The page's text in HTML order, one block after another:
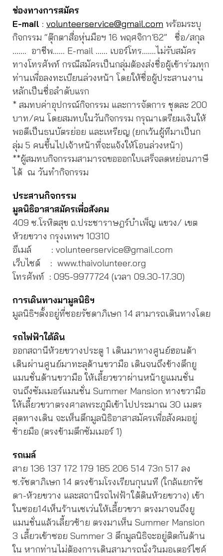
ช่องทางการสมัคร
E-mail : volunteerservice@gmail.com พร้อมระบุ
กิจกรรม “ตุ๊กตาสื่อหุ่นมือฯ 16 พฤศจิกา’62” ชื่อ/สกุล
……. อาชีพ…… E-mail …… เบอร์โทร…….ไม่รับสมัคร
ทางโทรศัพท์ กรณีสมัครเป็นกลุ่มต้องส่งชื่อผู้เข้าร่วมทุก
ท่านเพื่อลงทะเบียนล่วงหน้า โดยให้ชื่อผู้ประสานงาน
หลักเป็นชื่อลำดับแรก
* สมทบค่าอุปกรณ์กิจกรรม และการจัดการ ชุดละ 200
บาท/คน โดยสมทบในวันกิจกรรม กรุณาเตรียมเงินให้
พอดีเป็นธนบัตรย่อย และเหรียญ (ยกเว้นผู้ทีมาเป็นก
ลุ่ม 5 คนขึ้นไปเจ้าหน้าที่จะแจ้งให้โอนล่วงหน้า)
**ผู้สมทบกิจกรรมสามารถขอออกใบเสร็จลดหย่อนภาษี
ได้ ณ วันทำกิจกรรม
ประสานกิจกรรม
มูลนิธิอาสาสมัครเพื่อสังคม
409 ซ.โรหิตสุข ถ.ประชาราษฎร์บำเพ็ญ แขวง/ เขต
ห้วยขวาง กรุงเทพฯ 10310
อีเมล์ : volunteerservice@gmail.com
เว็บไซต์ : www.thaivolunteer.org
โทรศัพท์ : 095-9977724 (เวลา 09.30-17.30)
การเดินทางมามูลนิธิฯ
มูลนิธิฯตั้งอยู่ที่ซอยรัชดาภิเษก 14 สามารถเดินทางโดย
รถไฟฟ้าใต้ดิน
ออกสถานีห้วยขวางประตู 1 เดินมาทางศูนย์ฮอนด้า
เดินผ่านศูนย์มาทะลุด้านขวามือ เดินจนถึงข้างตึกยู
แมนชั่นด้านขวามือ ให้เลี้ยวขวาผ่านหน้ายูแมนชั่น
จนถึงซัมเมอร์แมนชั่น Summer Mansion ทางขวามือ
ให้เลี้ยวขวาตรงศาลพระภูมิเข้าไปประมาณ 30 เมตร
สุดทางเดิน จะเห็นตึกมูลนิธิอาสาสมัครเพื่อสังคมอยู่
ซ้ายมือ (ตรงข้ามตึกซัมเมอร์ 1)
รถเมล์
สาย 136 137 172 179 185 206 514 73ก 517 ลง
ซ.รัชดาภิเษก 14 ตรงข้ามโรงเรียนกุนนที (ใกล้แยกรัช
ดา-ห้วยขวาง และสถานีรถไฟฟ้าใต้ดินห้วยขวาง) เข้า
ในซอย14เห็นร้านเซเว่นให้เลี้ยวขวา ตรงมาจนถึงยู
แมนชั่นแล้วเลี้ยวซ้าย ตรงมาเห็น Summer Mansion
3 เลี้ยวเข้าซอย Summer 3 ตึกมูลนิธิจะอยู่ติดกันด้าน
ใน หากท่านไม่ต้องการเดินสามารถนั่งวินมอเตอร์ไซค์